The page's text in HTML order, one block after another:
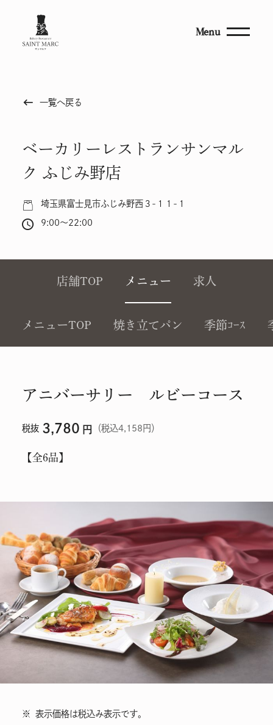
Menu
keyboard_backspace 一覧へ戻る
ベーカリーレストランサンマル
ク ふじみ野店
埼玉県富士見市ふじみ野西３-１１-１
9:00～22:00
店舗TOP メニュー 求人
メニューTOP 焼き立てパン 季節ｺｰｽ
アニバーサリー ルビーコース
税抜 3,780 円 （税込4,158円）
【全6品】
※
表示価格は税込み表示です。